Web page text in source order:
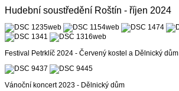
Hudební soustředění Roštín - říjen 2024
Festival Petrklíč 2024 - Červený kostel a Dělnický dům
Vánoční koncert 2023 - Dělnický dům